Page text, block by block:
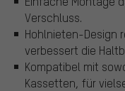
Verschluss.
Hohlnieten-Design
verbessert die
Kompatibel mit
Kassetten, für